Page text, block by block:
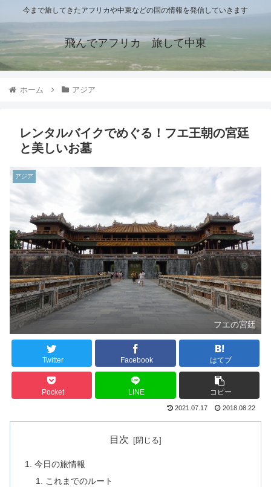
今まで旅してきたアフリカや中東などの国の情報を発信していきます
飛んでアフリカ 旅して中東
ホーム アジア
レンタルバイクでめぐる！フエ王朝の宮廷
と美しいお墓
アジア
フエの宮廷
Twitter Facebook はてブ
Pocket LINE コピー
2021.07.17 2018.08.22
目次
今日の旅情報
これまでのルート